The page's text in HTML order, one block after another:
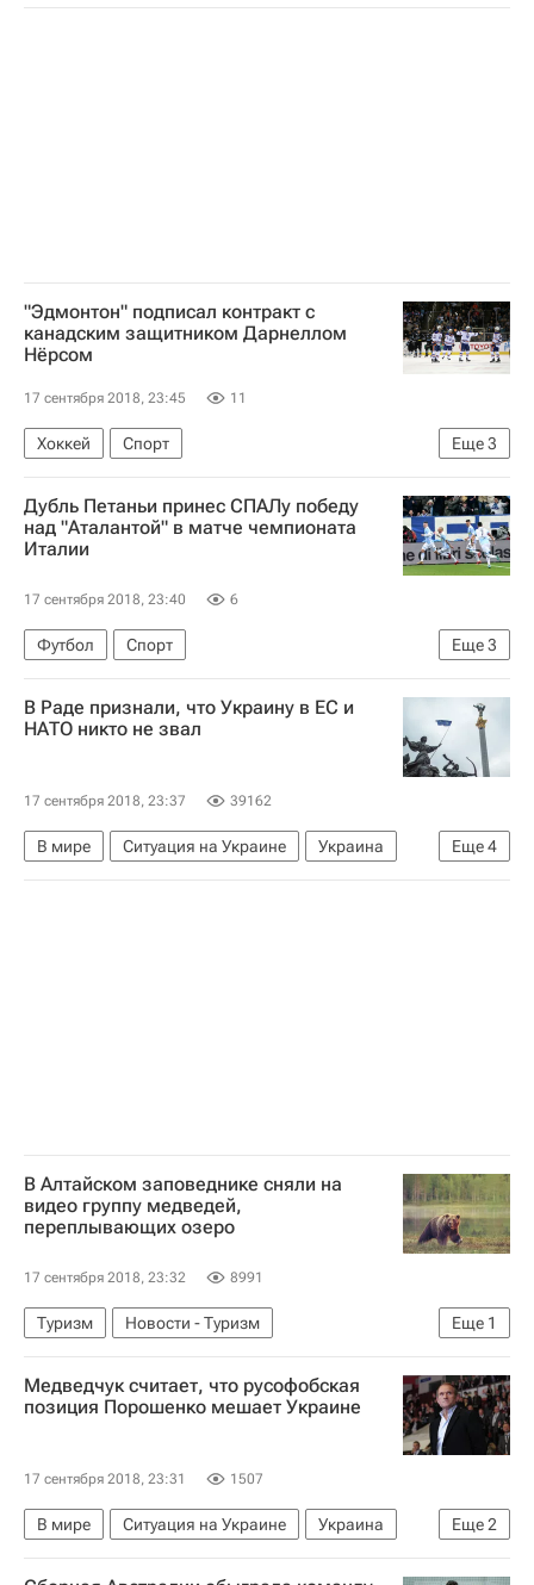
Убийство главы ДНР Александра Захарченко
"Эдмонтон" подписал контракт с
канадским защитником Дарнеллом
Нёрсом
17 сентября 2018, 23:45 11
Еще3
Хоккей
Спорт
Национальная хоккейная лига (НХЛ)
Эдмонтон Ойлерз
Дарнелл Нёрс
Дубль Петаньи принес СПАЛу победу
над "Аталантой" в матче чемпионата
Италии
17 сентября 2018, 23:40 6
Еще3
Футбол
Спорт
Серия А 2026-2027 (Чемпионат Италии по футболу)
СПАЛ
Аталанта
В Раде признали, что Украину в ЕС и
НАТО никто не звал
17 сентября 2018, 23:37 39162
Еще4
В мире Ситуация на Украине
Украина
Виктор Бондарь
Евросоюз
НАТО
В Алтайском заповеднике сняли на
видео группу медведей,
переплывающих озеро
17 сентября 2018, 23:32 8991
Еще 1
Туризм
Новости - Туризм
Республика Алтай
Медведчук считает, что русофобская
позиция Порошенко мешает Украине
17 сентября 2018, 23:31 1507
Еще2
В мире Ситуация на Украине
Украина
Виктор Медведчук
Петр Порошенко